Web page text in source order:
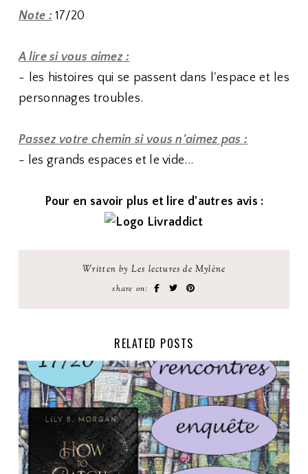
Note : 17/20
A lire si vous aimez :
- les histoires qui se passent dans l'espace et les
personnages troubles.
Passez votre chemin si vous n'aimez pas :
- les grands espaces et le vide...
Pour en savoir plus et lire d'autres avis :
Written by Les lectures de Mylène
share on:
RELATED POSTS